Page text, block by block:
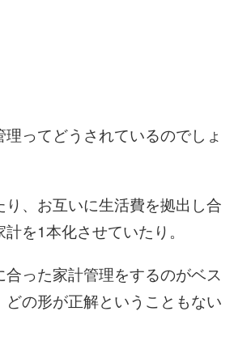
ってどうされているのでしょ
り、お互いに生活費を拠出し合
を1本化させていたり。
った家計管理をするのがベス
どの形が正解ということもない